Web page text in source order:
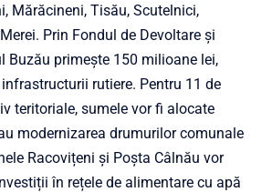
Mărăcineni, Tisău, Scutelnici,
Prin Fondul de Devoltare și
Buzău primește 150 milioane lei,
rutiere. Pentru 11 de
teritoriale, sumele vor fi alocate
modernizarea drumurilor comunale
Racovițeni și Poșta Câlnău vor
în rețele de alimentare cu apă